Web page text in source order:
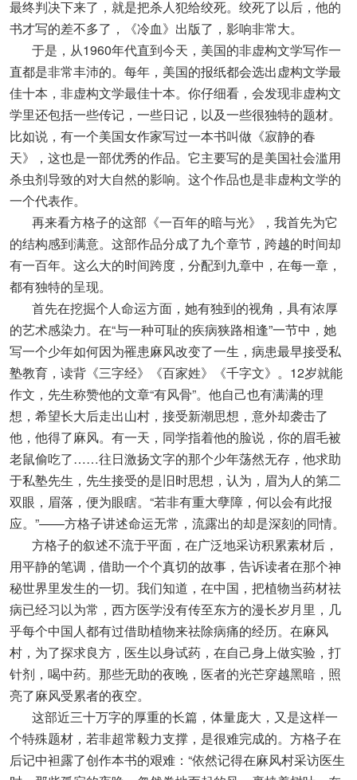
最终判决下来了，就是把杀人犯给绞死。绞死了以后，他的
书才写的差不多了，《冷血》出版了，影响非常大。
于是，从1960年代直到今天，美国的非虚构文学写作一
直都是非常丰沛的。每年，美国的报纸都会选出虚构文学最
佳十本，非虚构文学最佳十本。你仔细看，会发现非虚构文
学里还包括一些传记，一些日记，以及一些很独特的题材。
比如说，有一个美国女作家写过一本书叫做《寂静的春
天》，这也是一部优秀的作品。它主要写的是美国社会滥用
杀虫剂导致的对大自然的影响。这个作品也是非虚构文学的
一个代表作。
再来看方格子的这部《一百年的暗与光》，我首先为它
的结构感到满意。这部作品分成了九个章节，跨越的时间却
有一百年。这么大的时间跨度，分配到九章中，在每一章，
都有独特的呈现。
首先在挖掘个人命运方面，她有独到的视角，具有浓厚
的艺术感染力。在“与一种可耻的疾病狭路相逢”一节中，她
写一个少年如何因为罹患麻风改变了一生，病患最早接受私
塾教育，读背《三字经》《百家姓》《千字文》。12岁就能
作文，先生称赞他的文章“有风骨”。他自己也有满满的理
想，希望长大后走出山村，接受新潮思想，意外却袭击了
他，他得了麻风。有一天，同学指着他的脸说，你的眉毛被
老鼠偷吃了……往日激扬文字的那个少年荡然无存，他求助
于私塾先生，先生接受的是旧时思想，认为，眉为人的第二
双眼，眉落，便为眼瞎。“若非有重大孽障，何以会有此报
应。”——方格子讲述命运无常，流露出的却是深刻的同情。
方格子的叙述不流于平面，在广泛地采访积累素材后，
用平静的笔调，借助一个个真切的故事，告诉读者在那个神
秘世界里发生的一切。我们知道，在中国，把植物当药材祛
病已经习以为常，西方医学没有传至东方的漫长岁月里，几
乎每个中国人都有过借助植物来祛除病痛的经历。在麻风
村，为了探求良方，医生以身试药，在自己身上做实验，打
针剂，喝中药。那些无助的夜晚，医者的光芒穿越黑暗，照
亮了麻风受累者的夜空。
这部近三十万字的厚重的长篇，体量庞大，又是这样一
个特殊题材，若非超常毅力支撑，是很难完成的。方格子在
后记中袒露了创作本书的艰难：“依然记得在麻风村采访医生